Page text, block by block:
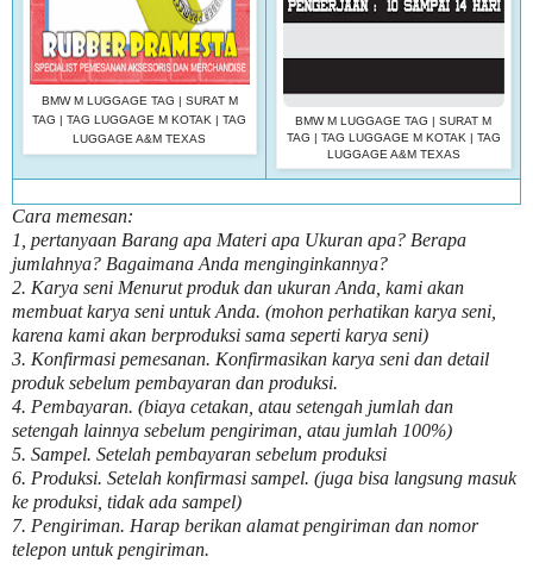
BMW M LUGGAGE TAG | SURAT M
TAG | TAG LUGGAGE M KOTAK | TAG
LUGGAGE A&M TEXAS
BMW M LUGGAGE TAG | SURAT M
TAG | TAG LUGGAGE M KOTAK | TAG
LUGGAGE A&M TEXAS
Cara memesan:
1, pertanyaan Barang apa Materi apa Ukuran apa? Berapa
jumlahnya? Bagaimana Anda menginginkannya?
2. Karya seni Menurut produk dan ukuran Anda, kami akan
membuat karya seni untuk Anda. (mohon perhatikan karya seni,
karena kami akan berproduksi sama seperti karya seni)
3. Konfirmasi pemesanan. Konfirmasikan karya seni dan detail
produk sebelum pembayaran dan produksi.
4. Pembayaran. (biaya cetakan, atau setengah jumlah dan
setengah lainnya sebelum pengiriman, atau jumlah 100%)
5. Sampel. Setelah pembayaran sebelum produksi
6. Produksi. Setelah konfirmasi sampel. (juga bisa langsung masuk
ke produksi, tidak ada sampel)
7. Pengiriman. Harap berikan alamat pengiriman dan nomor
telepon untuk pengiriman.